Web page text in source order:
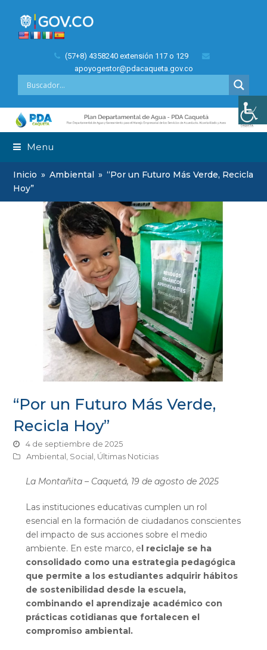
(57+8) 4358240 extensión 117 o 129
apoyogestor@pdacaqueta.gov.co
Menu
Inicio » Ambiental » “Por un Futuro Más Verde, Recicla
Hoy”
“Por un Futuro Más Verde,
Recicla Hoy”
4 de septiembre de 2025
Ambiental Social Últimas Noticias
La Montañita – Caquetá, 19 de agosto de 2025
Las instituciones educativas cumplen un rol
esencial en la formación de ciudadanos conscientes
del impacto de sus acciones sobre el medio
ambiente. En este marco, el reciclaje se ha
consolidado como una estrategia pedagógica
que permite a los estudiantes adquirir hábitos
de sostenibilidad desde la escuela,
combinando el aprendizaje académico con
prácticas cotidianas que fortalecen el
compromiso ambiental.